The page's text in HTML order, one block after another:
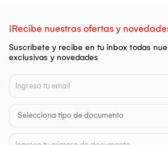
¡Recibe nuestras ofertas y
Suscríbete y recibe en tu inbox todas
exclusivas y novedades